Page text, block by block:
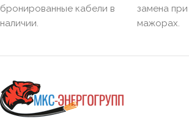
бронированные кабели в
наличии.
замена
мажорах.